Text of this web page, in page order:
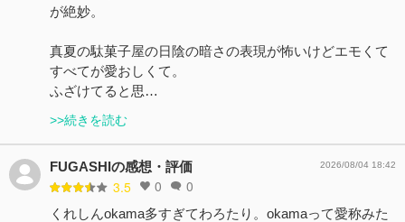
が絶妙。
真夏の駄菓子屋の日陰の暗さの表現が怖いけどエモくて
すべてが愛おしくて。
ふざけてると思…
>>続きを読む
FUGASHIの感想・評価
3.5 0 0
2026/08/04 18:42
くれしんokama多すぎてわろたり。okamaって愛称みた